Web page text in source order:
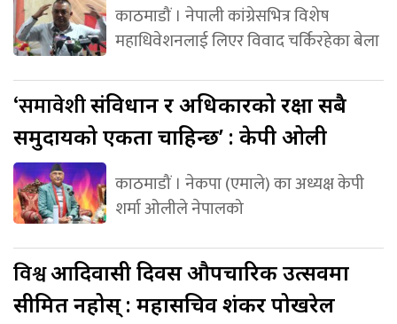
काठमाडौं । नेपाली कांग्रेसभित्र विशेष
महाधिवेशनलाई लिएर विवाद चर्किरहेका बेला
‘समावेशीसंविधान र अधिकारको रक्षा सबै
समुदायको एकता चाहिन्छ’ : केपी ओली
काठमाडौं । नेकपा (एमाले) का अध्यक्ष केपी
शर्मा ओलीले नेपालको
विश्वआदिवासी दिवस औपचारिक उत्सवमा
सीमित नहोस् : महासचिव शंकर पोखरेल